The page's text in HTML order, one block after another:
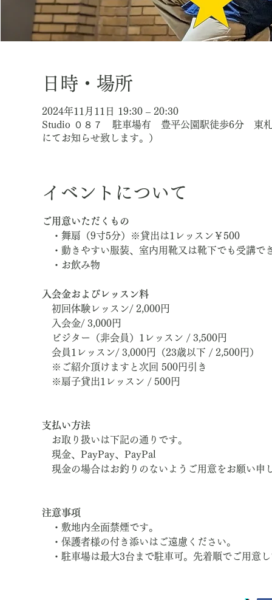
日時・場所
2024年11月11日 19:30 – 20:30
Studio ０８７ 駐車場有 豊平公園駅徒歩6分 東札
にてお知らせ致します。）
イベントについて
ご用意いただくもの
・舞扇（9寸5分）※貸出は1レッスン￥500
・動きやすい服装、室内用靴又は靴下でも受講で
・お飲み物
入会金およびレッスン料
初回体験レッスン/ 2,000円
入会金/ 3,000円
ビジター（非会員）1レッスン / 3,500円
会員1レッスン/ 3,000円（23歳以下 / 2,500円）
※ご紹介頂けますと次回 500円引き
※扇子貸出1レッスン / 500円
支払い方法
お取り扱いは下記の通りです。
現金、PayPay、PayPal
現金の場合はお釣りのないようご用意をお願い申
注意事項
・敷地内全面禁煙です。
・保護者様の付き添いはご遠慮ください。
・駐車場は最大3台まで駐車可。先着順でご用意